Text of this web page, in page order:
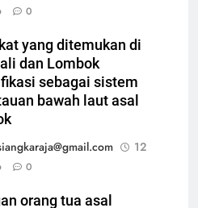
0
yang ditemukan di
dan Lombok
sebagai sistem
bawah laut asal
12
0
orang tua asal